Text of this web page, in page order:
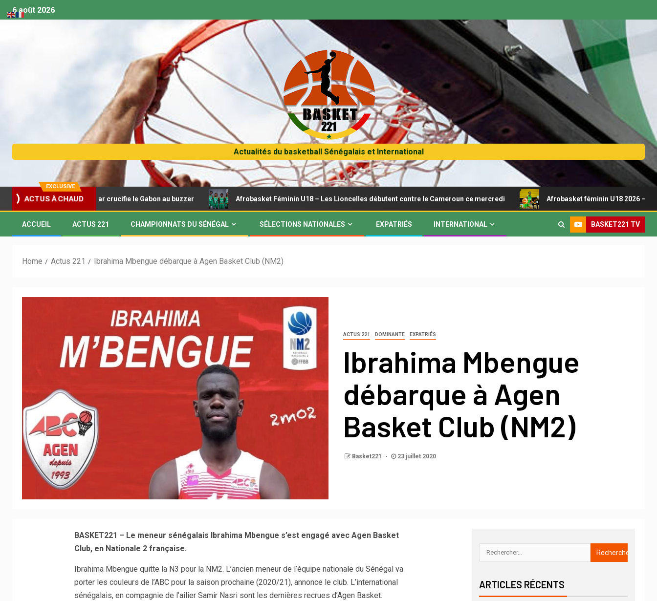
6 août 2026
Actualités du basketball Sénégalais et International
EXCLUSIVE
ACTUS À CHAUD
U18 – Madagascar crucifie le Gabon au buzzer Afrobasket Féminin U18 – Les Lioncelles débutent contre le Cameroun ce mercredi Afrobasket féminin U18 2026 – Découvrez
ACCUEIL ACTUS 221 CHAMPIONNATS DU SÉNÉGAL SÉLECTIONS NATIONALES EXPATRIÉS INTERNATIONAL BASKET221 TV
Home Actus 221 Ibrahima Mbengue débarque à Agen Basket Club (NM2)
ACTUS 221 DOMINANTE EXPATRIÉS
Ibrahima Mbengue
débarque à Agen
Basket Club (NM2)
Basket221 23 juillet 2020
BASKET221 – Le meneur sénégalais Ibrahima Mbengue s’est engagé avec Agen Basket
Club, en Nationale 2 française.
Ibrahima Mbengue quitte la N3 pour la NM2. L’ancien meneur de l’équipe nationale du Sénégal va
porter les couleurs de l’ABC pour la saison prochaine (2020/21), annonce le club. L’international
sénégalais, en compagnie de l’ailier Samir Nasri sont les dernières recrues d’Agen Basket.
ARTICLES RÉCENTS